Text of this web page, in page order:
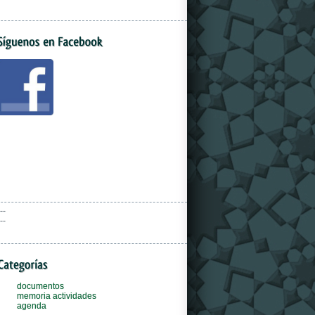
documentos
memoria actividades
agenda